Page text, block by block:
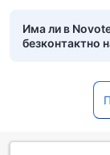
Има ли в
безконтактно